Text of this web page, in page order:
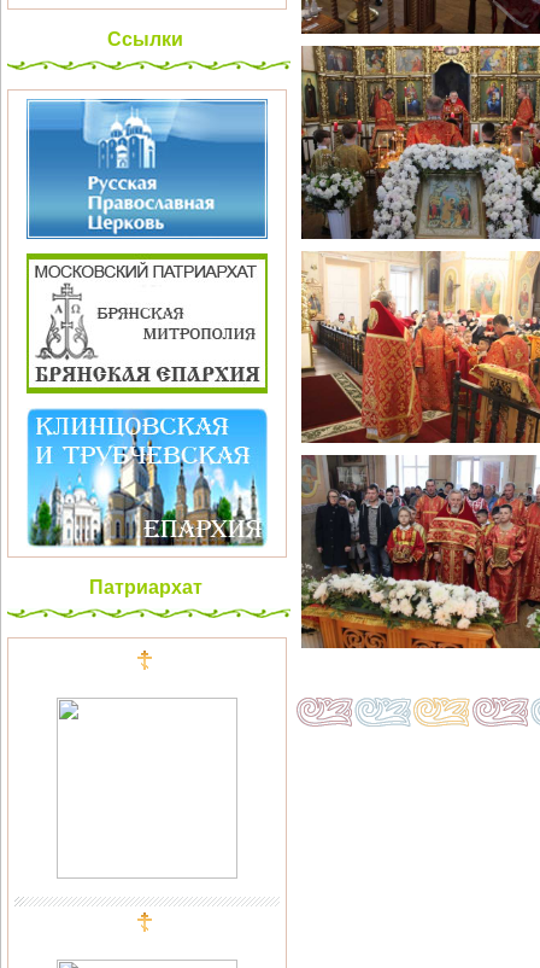
Ссылки
Патриархат